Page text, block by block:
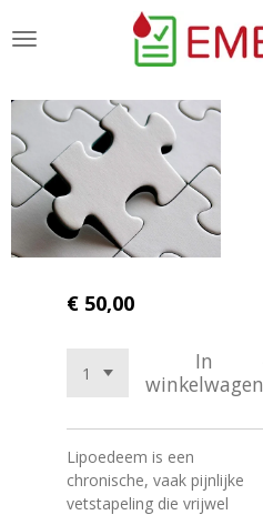
direct
hoofdinhoud
€ 50,00
In
winkelwagen
Lipoedeem is een
chronische, vaak pijnlijke
vetstapeling die vrijwel